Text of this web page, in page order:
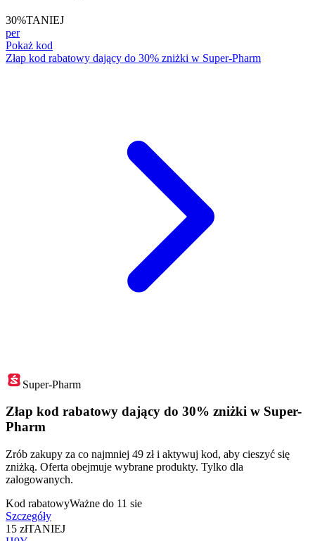
30%TANIEJ
per
Pokaż kod
Złap kod rabatowy dający do 30% zniżki w Super-Pharm
Super-Pharm
Złap kod rabatowy dający do 30% zniżki w Super-
Pharm
Zrób zakupy za co najmniej 49 zł i aktywuj kod, aby cieszyć się
zniżką. Oferta obejmuje wybrane produkty. Tylko dla
zalogowanych.
Kod rabatowyWażne do 11 sie
Szczegóły
15 złTANIEJ